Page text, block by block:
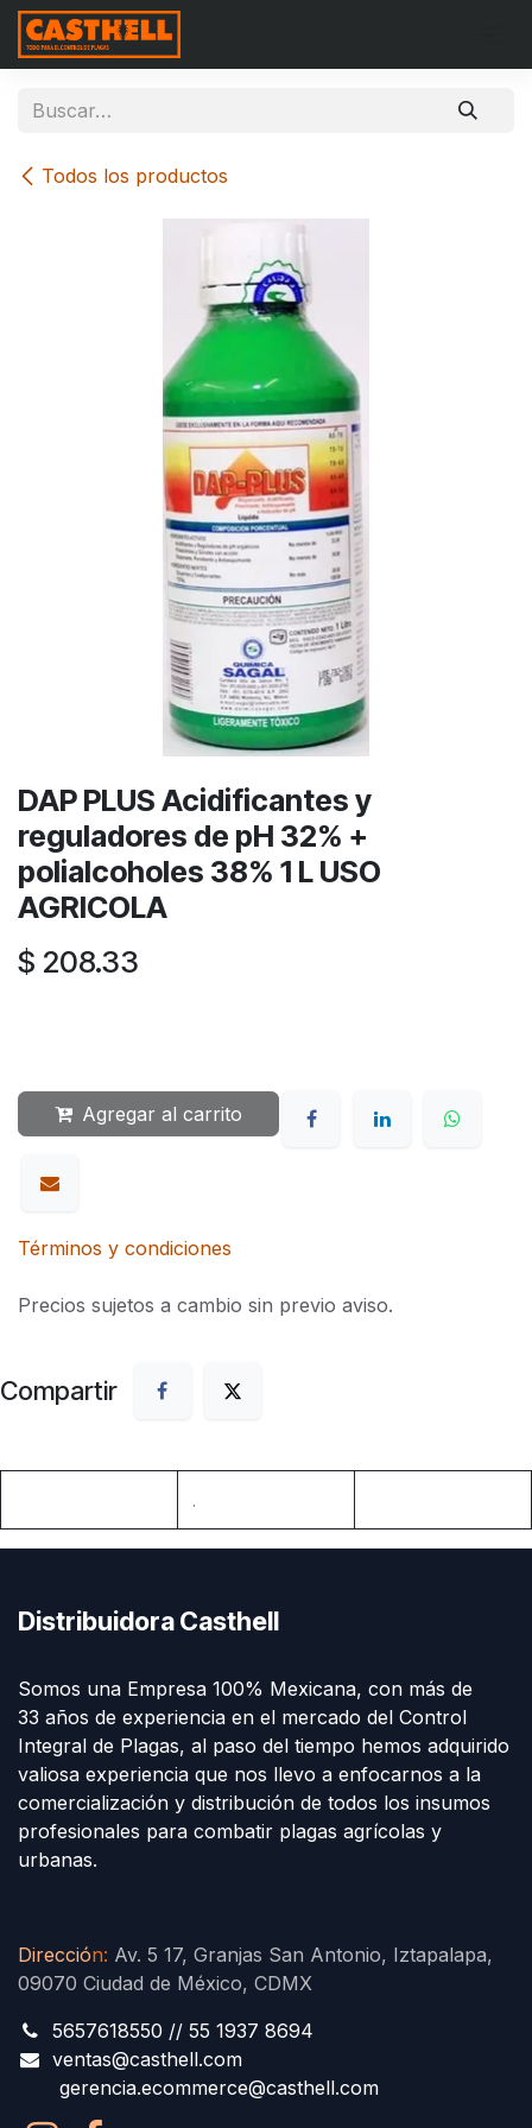
Ir al contenido
Todos los productos
DAP PLUS Acidificantes y
reguladores de pH 32% +
polialcoholes 38% 1 L USO
AGRICOLA
$ 208.33
Agregar al carrito
Términos y condiciones
Precios sujetos a cambio sin previo aviso.
Compartir
.
Distribuidora Casthell
Somos una Empresa 100% Mexicana, con más de
33 años de experiencia en el mercado del Control
Integral de Plagas, al paso del tiempo hemos adquirido
valiosa experiencia que nos llevo a enfocarnos a la
comercialización y distribución de todos los insumos
profesionales para combatir plagas agrícolas y
urbanas.
Dirección: Av. 5 17, Granjas San Antonio, Iztapalapa,
09070 Ciudad de México, CDMX
5657618550 // 55 1937 8694
ventas@casthell.com
gerencia.ecommerce@casthell.com